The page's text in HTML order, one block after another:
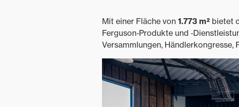
Mit einer Fläche von 1.773 m² bietet
Ferguson‑Produkte und
Versammlungen,